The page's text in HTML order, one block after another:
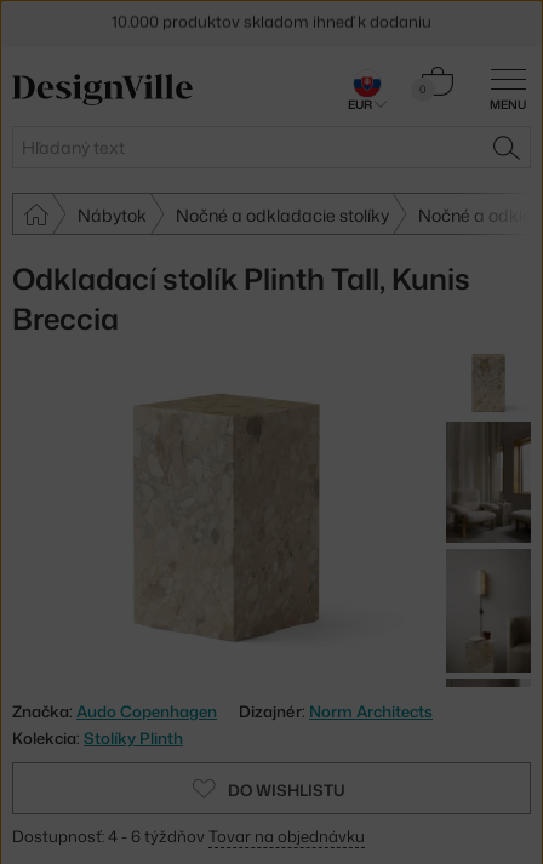
MENU
Hľadať
0
Košík
Nábytok Nočné a odkladacie stolíky Nočné a
Odkladací stolík Plinth Tall, Kunis
Breccia
Značka: Audo Copenhagen Dizajnér: Norm Architects
Kolekcia: Stolíky Plinth
DO WISHLISTU
Dostupnosť: 4 - 6 týždňov Tovar na objednávku
30 dní na vrátenie tovaru
EUR